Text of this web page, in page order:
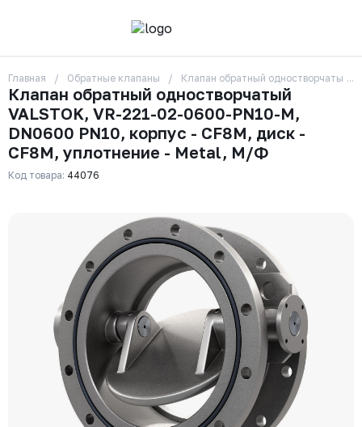
О компании
Контакты
Бренды
Отзывы
Сотрудники
Вакансии
Доставка
+7 (495) 215-24-81
Заказать звонок
zakaz325@ks-rus.com
Email для связи
Одинцово, Внуковская 9, пав. 31
Пункт выдачи заказов
Главная Обратные клапаны Клапан обратный одностворчатый
Клапан обратный одностворчатый
VALSTOK, VR-221-02-0600-PN10-M,
DN0600 PN10, корпус - CF8M, диск -
CF8M, уплотнение - Metal, М/Ф
Код товара: 44076